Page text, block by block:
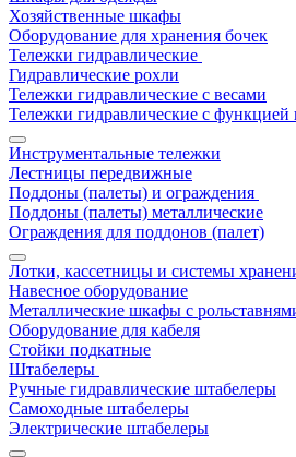
Хозяйственные шкафы
Оборудование для хранения бочек
Тележки гидравлические
Гидравлические рохли
Тележки гидравлические с весами
Тележки гидравлические с функцией
Инструментальные тележки
Лестницы передвижные
Поддоны (палеты) и ограждения
Поддоны (палеты) металлические
Ограждения для поддонов (палет)
Лотки, кассетницы и системы
Навесное оборудование
Металлические шкафы с
Оборудование для кабеля
Стойки подкатные
Штабелеры
Ручные гидравлические штабелеры
Самоходные штабелеры
Электрические штабелеры